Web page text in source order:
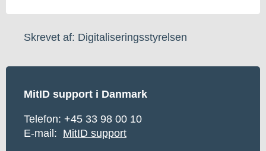
Skrevet af: Digitaliseringsstyrelsen
MitID support i Danmark
Telefon: +45 33 98 00 10
E-mail: MitID support